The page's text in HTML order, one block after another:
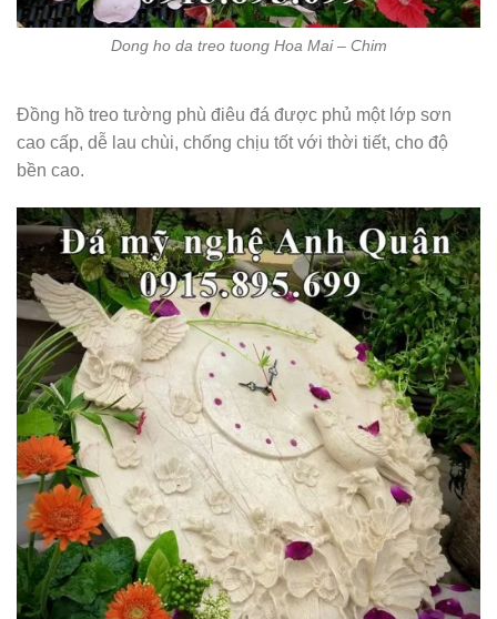
Dong ho da treo tuong Hoa Mai – Chim
Đồng hồ treo tường phù điêu đá được phủ một lớp sơn
cao cấp, dễ lau chùi, chống chịu tốt với thời tiết, cho độ
bền cao.